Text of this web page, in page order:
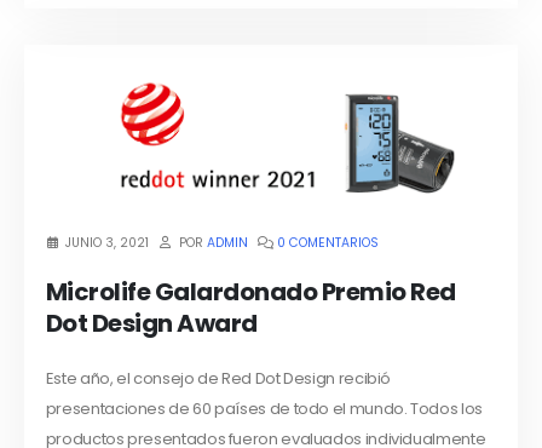
JUNIO 3, 2021 POR ADMIN 0 COMENTARIOS
Microlife Galardonado Premio Red
Dot Design Award
Este año, el consejo de Red Dot Design recibió
presentaciones de 60 países de todo el mundo. Todos los
productos presentados fueron evaluados individualmente